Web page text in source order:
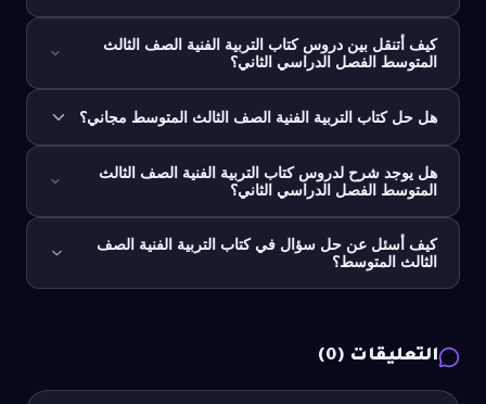
كيف أتنقل بين دروس كتاب التربية الفنية الصف الثالث
المتوسط الفصل الدراسي الثاني؟
هل حل كتاب التربية الفنية الصف الثالث المتوسط مجاني؟
هل يوجد شرح لدروس كتاب التربية الفنية الصف الثالث
المتوسط الفصل الدراسي الثاني؟
كيف أسئل عن حل سؤال في كتاب التربية الفنية الصف
الثالث المتوسط؟
التعليقات (0
)